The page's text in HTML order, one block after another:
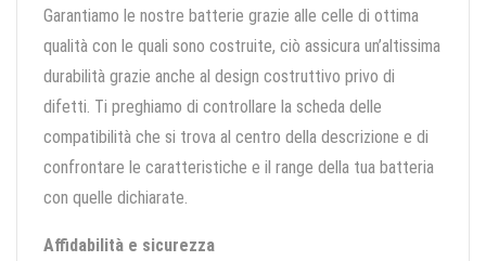
Garantiamo le nostre batterie grazie alle celle di ottima
qualità con le quali sono costruite, ciò assicura un’altissima
durabilità grazie anche al design costruttivo privo di
difetti. Ti preghiamo di controllare la scheda delle
compatibilità che si trova al centro della descrizione e di
confrontare le caratteristiche e il range della tua batteria
con quelle dichiarate.
Affidabilità e sicurezza